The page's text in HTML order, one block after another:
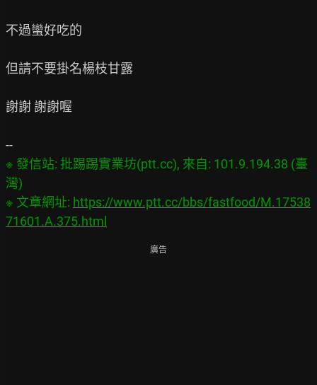
不過蠻好吃的
但請不要掛名楊枝甘露
謝謝 謝謝喔
※ 發信站: 批踢踢實業坊(ptt.cc), 來自: 101.9.194.38 (臺
灣)
※ 文章網址: https://www.ptt.cc/bbs/fastfood/M.17538
71601.A.375.html
廣告